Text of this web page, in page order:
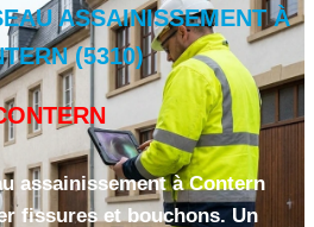
ASSAINISSEMENT À
(5310)
assainissement à Contern
fissures et bouchons. Un